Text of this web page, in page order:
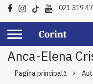
021 319
Anca-Elena
Pagina principală